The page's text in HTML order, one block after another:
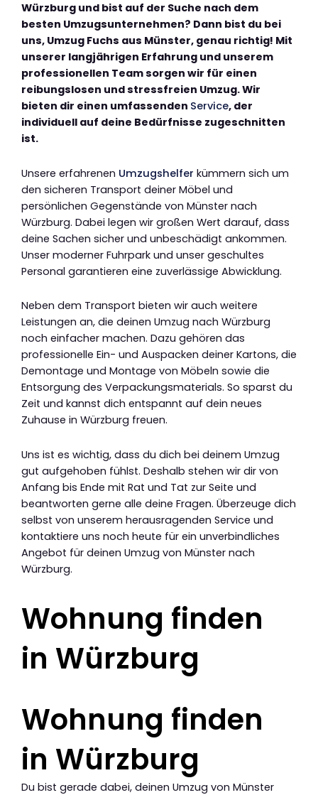
Würzburg und bist auf der Suche nach dem
besten Umzugsunternehmen? Dann bist du bei
uns, Umzug Fuchs aus Münster, genau richtig! Mit
unserer langjährigen Erfahrung und unserem
professionellen Team sorgen wir für einen
reibungslosen und stressfreien Umzug. Wir
bieten dir einen umfassenden Service, der
individuell auf deine Bedürfnisse zugeschnitten
ist.
Unsere erfahrenen Umzugshelfer kümmern sich um
den sicheren Transport deiner Möbel und
persönlichen Gegenstände von Münster nach
Würzburg. Dabei legen wir großen Wert darauf, dass
deine Sachen sicher und unbeschädigt ankommen.
Unser moderner Fuhrpark und unser geschultes
Personal garantieren eine zuverlässige Abwicklung.
Neben dem Transport bieten wir auch weitere
Leistungen an, die deinen Umzug nach Würzburg
noch einfacher machen. Dazu gehören das
professionelle Ein- und Auspacken deiner Kartons, die
Demontage und Montage von Möbeln sowie die
Entsorgung des Verpackungsmaterials. So sparst du
Zeit und kannst dich entspannt auf dein neues
Zuhause in Würzburg freuen.
Uns ist es wichtig, dass du dich bei deinem Umzug
gut aufgehoben fühlst. Deshalb stehen wir dir von
Anfang bis Ende mit Rat und Tat zur Seite und
beantworten gerne alle deine Fragen. Überzeuge dich
selbst von unserem herausragenden Service und
kontaktiere uns noch heute für ein unverbindliches
Angebot für deinen Umzug von Münster nach
Würzburg.
Wohnung finden
in Würzburg
Wohnung finden
in Würzburg
Du bist gerade dabei, deinen Umzug von Münster